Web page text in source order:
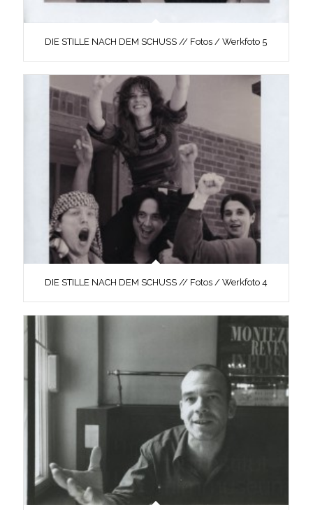
DIE STILLE NACH DEM SCHUSS // Fotos / Werkfoto 5
DIE STILLE NACH DEM SCHUSS // Fotos / Werkfoto 4